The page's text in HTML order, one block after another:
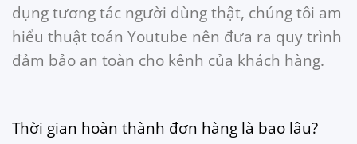
dụng tương tác người dùng thật, chúng tôi am
hiểu thuật toán Youtube nên đưa ra quy trình
đảm bảo an toàn cho kênh của khách hàng.
Thời gian hoàn thành đơn hàng là bao lâu?